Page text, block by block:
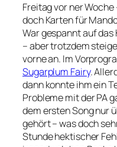
Freitag vor ner
doch Karten für
War gespannt auf das
– aber trotzdem
vorne an. Im
Sugarplum Fairy.
dann konnte ihm ein
Probleme mit der PA
dem ersten Song nur
gehört – was doch
Stunde hektischer